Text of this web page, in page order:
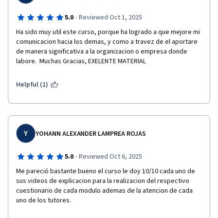
5.0 · Reviewed Oct 1, 2025
Ha sido muy util este curso, porque ha logrado a que mejore mi
comunicacion hacia los demas, y como a travez de el aportare
de manera significativa a la organizacion o empresa donde
labore.  Muchas Gracias, EXELENTE MATERIAL
Helpful (1)
Y YOHANN ALEXANDER LAMPREA ROJAS
5.0 · Reviewed Oct 6, 2025
Me pareció bastante bueno el curso le doy 10/10 cada uno de
sus videos de explicacion para la realizacion del respectivo
cuestionario de cada modulo ademas de la atencion de cada
uno de los tutores.